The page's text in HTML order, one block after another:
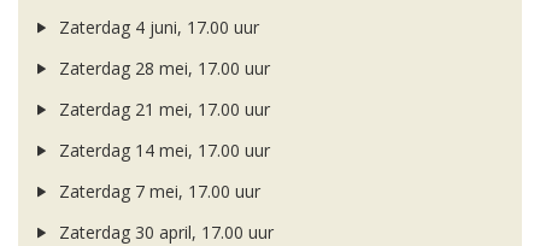
Zaterdag 4 juni, 17.00 uur
Zaterdag 28 mei, 17.00 uur
Zaterdag 21 mei, 17.00 uur
Zaterdag 14 mei, 17.00 uur
Zaterdag 7 mei, 17.00 uur
Zaterdag 30 april, 17.00 uur